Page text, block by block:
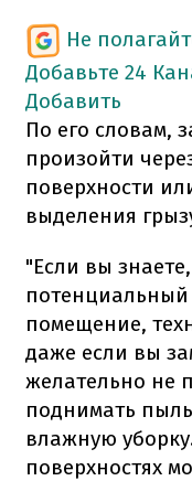
Не
Добавьте 24
Добавить
По его словам,
произойти
поверхности
выделения
"Если вы
потенциальный
помещение,
даже если вы
желательно не
поднимать
влажную
поверхностях